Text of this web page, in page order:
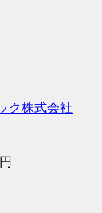
ク株式会社
円